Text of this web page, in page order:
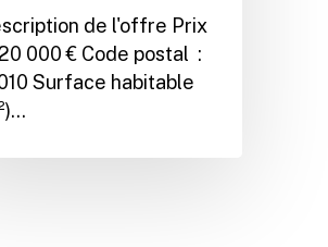
de l'offre Prix
000 € Code postal :
Surface habitable